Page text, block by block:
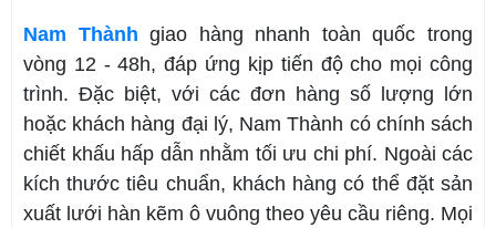
Nam Thành giao hàng nhanh toàn quốc trong
vòng 12 - 48h, đáp ứng kịp tiến độ cho mọi công
trình. Đặc biệt, với các đơn hàng số lượng lớn
hoặc khách hàng đại lý, Nam Thành có chính sách
chiết khấu hấp dẫn nhằm tối ưu chi phí. Ngoài các
kích thước tiêu chuẩn, khách hàng có thể đặt sản
xuất lưới hàn kẽm ô vuông theo yêu cầu riêng. Mọi